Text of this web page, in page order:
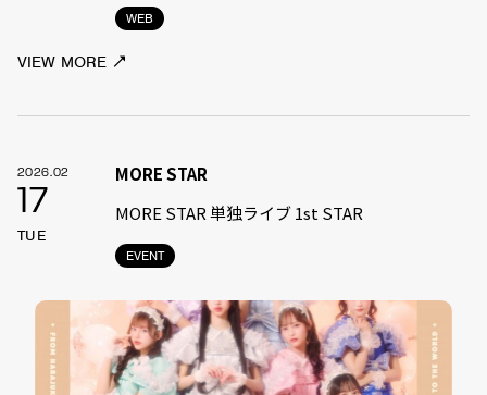
WEB
VIEW MORE
2026.02
17
TUE
EVENT
MORE STAR
MORE STAR 単独ライブ 1st STAR